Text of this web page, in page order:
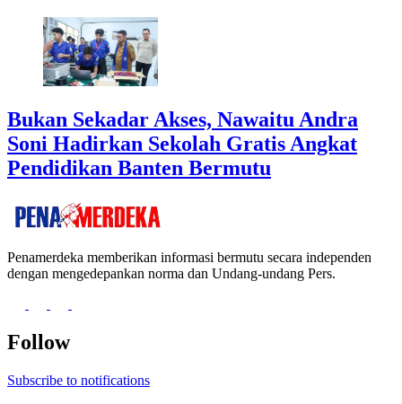
Bukan Sekadar Akses, Nawaitu Andra
Soni Hadirkan Sekolah Gratis Angkat
Pendidikan Banten Bermutu
Penamerdeka memberikan informasi bermutu secara independen
dengan mengedepankan norma dan Undang-undang Pers.
Follow
Subscribe to notifications